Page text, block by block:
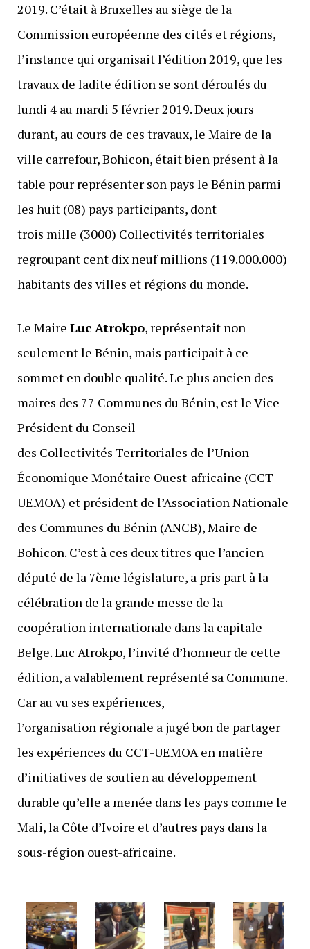
2019. C’était à Bruxelles au siège de la
Commission européenne des cités et régions,
l’instance qui organisait l’édition 2019, que les
travaux de ladite édition se sont déroulés du
lundi 4 au mardi 5 février 2019. Deux jours
durant, au cours de ces travaux, le Maire de la
ville carrefour, Bohicon, était bien présent à la
table pour représenter son pays le Bénin parmi
les huit (08) pays participants, dont
trois mille (3000) Collectivités territoriales
regroupant cent dix neuf millions (119.000.000)
habitants des villes et régions du monde.
Le Maire Luc Atrokpo, représentait non
seulement le Bénin, mais participait à ce
sommet en double qualité. Le plus ancien des
maires des 77 Communes du Bénin, est le Vice-
Président du Conseil
des Collectivités Territoriales de l’Union
Économique Monétaire Ouest-africaine (CCT-
UEMOA) et président de l’Association Nationale
des Communes du Bénin (ANCB), Maire de
Bohicon. C’est à ces deux titres que l’ancien
député de la 7ème législature, a pris part à la
célébration de la grande messe de la
coopération internationale dans la capitale
Belge. Luc Atrokpo, l’invité d’honneur de cette
édition, a valablement représenté sa Commune.
Car au vu ses expériences,
l’organisation régionale a jugé bon de partager
les expériences du CCT-UEMOA en matière
d’initiatives de soutien au développement
durable qu’elle a menée dans les pays comme le
Mali, la Côte d’Ivoire et d’autres pays dans la
sous-région ouest-africaine.